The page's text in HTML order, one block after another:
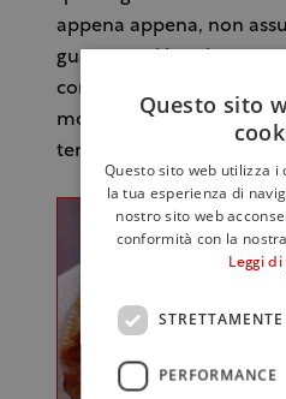
appena appena, non
gusto quasi bruciato,
con pomodoro
mozzarella. Delicata e
tempo.
Questo sito
Questo sito web utilizza
la tua esperienza di
nostro sito web
conformità con la
Leggi
PERFORMANCE